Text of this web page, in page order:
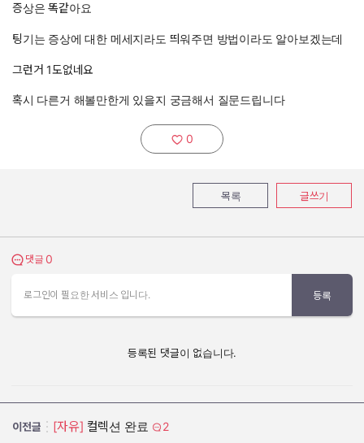
증상은 똑같아요
팅기는 증상에 대한 메세지라도 띄워주면 방법이라도 알아보겠는데
그런거 1도없네요
혹시 다른거 해볼만한게 있을지 궁금해서 질문드립니다
추천하기:
0
목록 글쓰기
댓글 보기
댓글 0
로그인이 필요한 서비스 입니다. 등록
등록된 댓글이 없습니다.
이전글 [자유] 컬렉션 완료 2